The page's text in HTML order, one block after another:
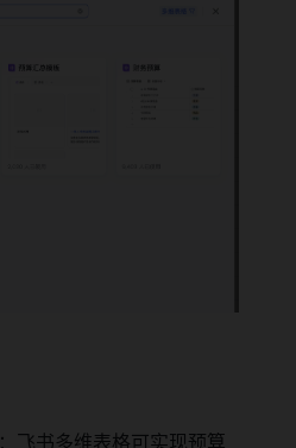
：飞书多维表格可实现预算